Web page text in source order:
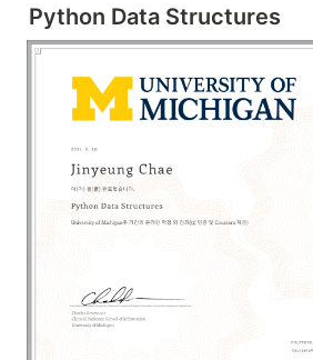
Python Data Structures